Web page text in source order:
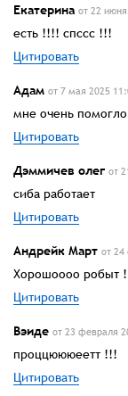
Екатерина от 22
есть !!!! спссс !!!
Цитировать
Адам от 7 мая 2025
мне очень
Цитировать
Дэммичев олег от
сиба работает
Цитировать
Андрейк Март от
Хорошоооо робыт
Цитировать
Вэиде от 23 февраля
проццюююеетт !!!
Цитировать